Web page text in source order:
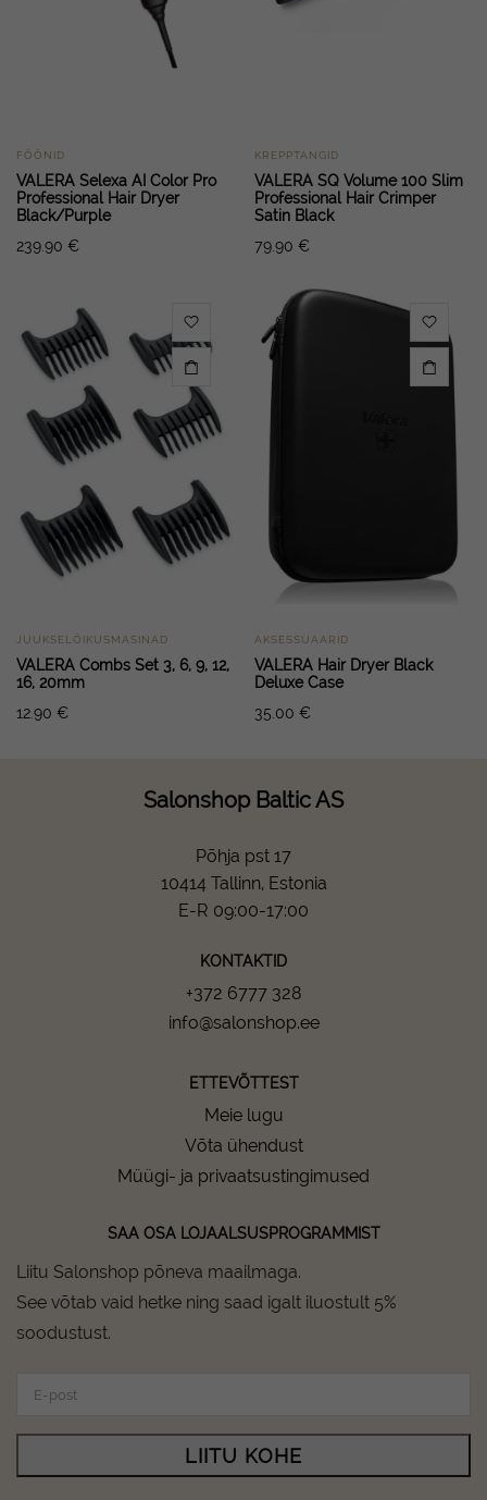
FÖÖNID
VALERA Selexa AI Color Pro
Professional Hair Dryer
Black/Purple
239.90 €
KREPPTANGID
VALERA SQ Volume 100 Slim
Professional Hair Crimper
Satin Black
79.90 €
JUUKSELÕIKUSMASINAD
VALERA Combs Set 3, 6, 9, 12,
16, 20mm
12.90 €
AKSESSUAARID
VALERA Hair Dryer Black
Deluxe Case
35.00 €
Salonshop Baltic AS
Põhja pst 17
10414 Tallinn, Estonia
E-R 09:00-17:00
KONTAKTID
+372 6777 328
info@salonshop.ee
ETTEVÕTTEST
Meie lugu
Võta ühendust
Müügi- ja privaatsustingimused
SAA OSA LOJAALSUSPROGRAMMIST
Liitu Salonshop põneva maailmaga.
See võtab vaid hetke ning saad igalt iluostult 5%
soodustust.
LIITU KOHE